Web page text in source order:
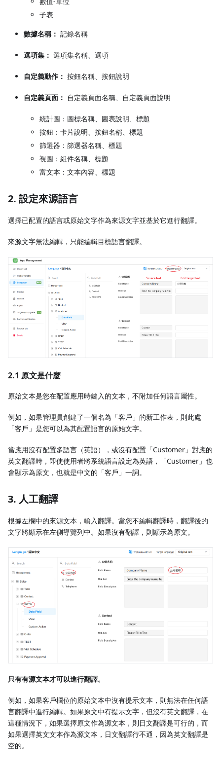
子表
數據名稱： 記錄名稱
選項集： 選項集名稱、選項
自定義動作： 按鈕名稱、按鈕說明
自定義頁面： 自定義頁面名稱、自定義頁面說明
統計圖：圖標名稱、圖表說明、標題
按鈕：卡片說明、按鈕名稱、標題
篩選器：篩選器名稱、標題
視圖：組件名稱、標題
富文本：文本內容、標題
2. 設定來源語言
選擇已配置的語言或原始文字作為來源文字並基於它進行翻譯。
來源文字無法編輯，只能編輯目標語言翻譯。
2.1 原文是什麼
原始文本是您在配置應用時鍵入的文本，不附加任何語言屬性。
例如，如果管理員創建了一個名為「客戶」的新工作表，則此處
「客戶」是您可以為其配置語言的原始文字。
當應用沒有配置多語言（英語），或沒有配置「Customer」對應的
英文翻譯時，即使使用者將系統語言設定為英語，「Customer」也
會顯示為原文，也就是中文的「客戶」一詞。
3. 人工翻譯
根據左欄中的來源文本，輸入翻譯。當您不編輯翻譯時，翻譯後的
文字將顯示在左側導覽列中。如果沒有翻譯，則顯示為原文。
只有有源文本才可以進行翻譯。
例如，如果客戶欄位的原始文本中沒有提示文本，則無法在任何語
言翻譯中進行編輯。如果原文中有提示文字，但沒有英文翻譯，在
這種情況下，如果選擇原文作為源文本，則日文翻譯是可行的，而
如果選擇英文文本作為源文本，日文翻譯行不通，因為英文翻譯是
空的。